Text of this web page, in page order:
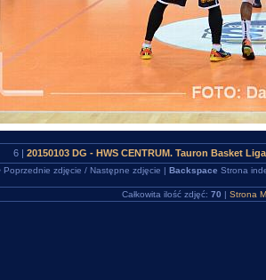
6 | 20150103 DG - HWS CENTRUM. Tauron Basket
Poprzednie zdjęcie / Następne zdjęcie | Backspace Strona
Całkowita ilość zdjęć: 70 | Strona